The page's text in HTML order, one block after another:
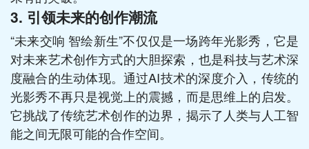
3. 引领未来的创作潮流
“未来交响 智绘新生”不仅仅是一场跨年光影秀，它是
对未来艺术创作方式的大胆探索，也是科技与艺术深
度融合的生动体现。通过AI技术的深度介入，传统的
光影秀不再只是视觉上的震撼，而是思维上的启发。
它挑战了传统艺术创作的边界，揭示了人类与人工智
能之间无限可能的合作空间。